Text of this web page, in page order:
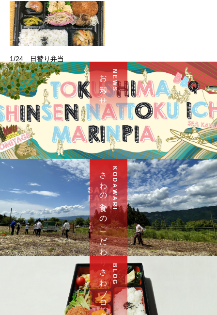
1/24 日替り弁当
N E W S
お 知 ら せ
K O D A W A R I
さ わ の 食 へ の こ だ わ り
B L O G
さ わ ブ ロ グ